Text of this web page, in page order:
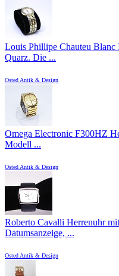
Louis Phillipe Chauteu Blanc
Quarz. Die ...
Osted Antik & Design
Omega Electronic F300HZ
Modell ...
Osted Antik & Design
Roberto Cavalli Herrenuhr
Datumsanzeige, ...
Osted Antik & Design